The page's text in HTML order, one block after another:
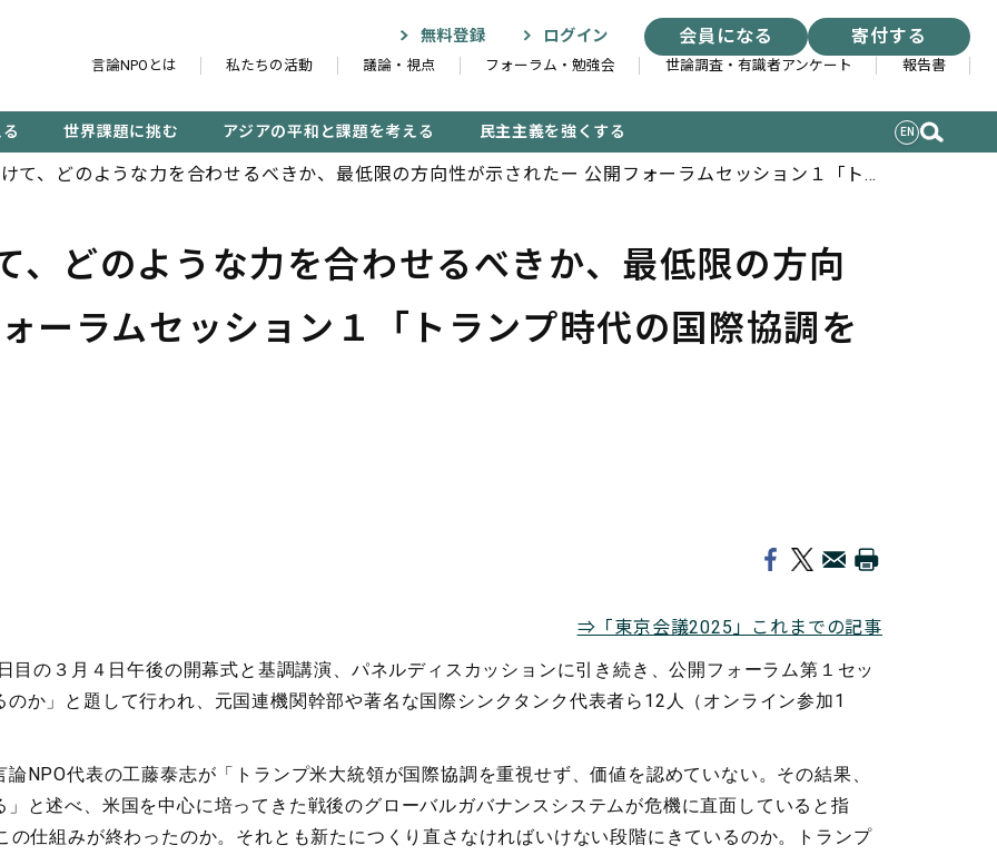
無料登録 ログイン 会員になる 寄付する
言論NPOとは 私たちの活動 議論・視点 フォーラム・勉強会 世論調査・有識者アンケート 報告書
世界課題に挑む アジアの平和と課題を考える 民主主義を強くする EN
記事検索する
て、どのような力を合わせるべきか、最低限の方向性が示されたー 公開フォーラムセッション１「ト
、どのような力を合わせるべきか、最低限の方向
ーラムセッション１「トランプ時代の国際協調を
⇒「東京会議2025」これまでの記事
の３月４日午後の開幕式と基調講演、パネルディスカッションに引き続き、公開フォーラム第１セッ
か」と題して行われ、元国連機関幹部や著名な国際シンクタンク代表者ら12人（オンライン参加1
代表の工藤泰志が「トランプ米大統領が国際協調を重視せず、価値を認めていない。その結果、
と述べ、米国を中心に培ってきた戦後のグローバルガバナンスシステムが危機に直面していると指
仕組みが終わったのか。それとも新たにつくり直さなければいけない段階にきているのか。トランプ